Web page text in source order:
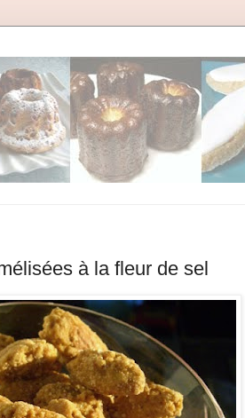
à la fleur de sel